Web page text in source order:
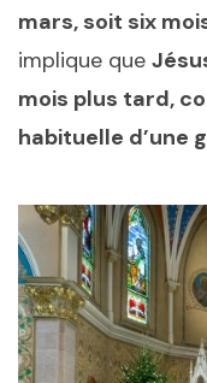
mars, soit six
implique que
mois plus tard,
habituelle d’une